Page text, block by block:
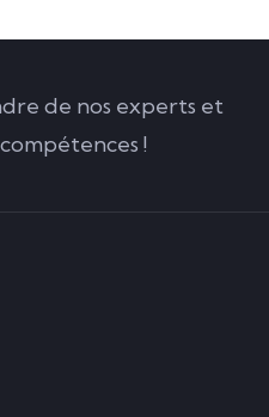
de nos experts et
!